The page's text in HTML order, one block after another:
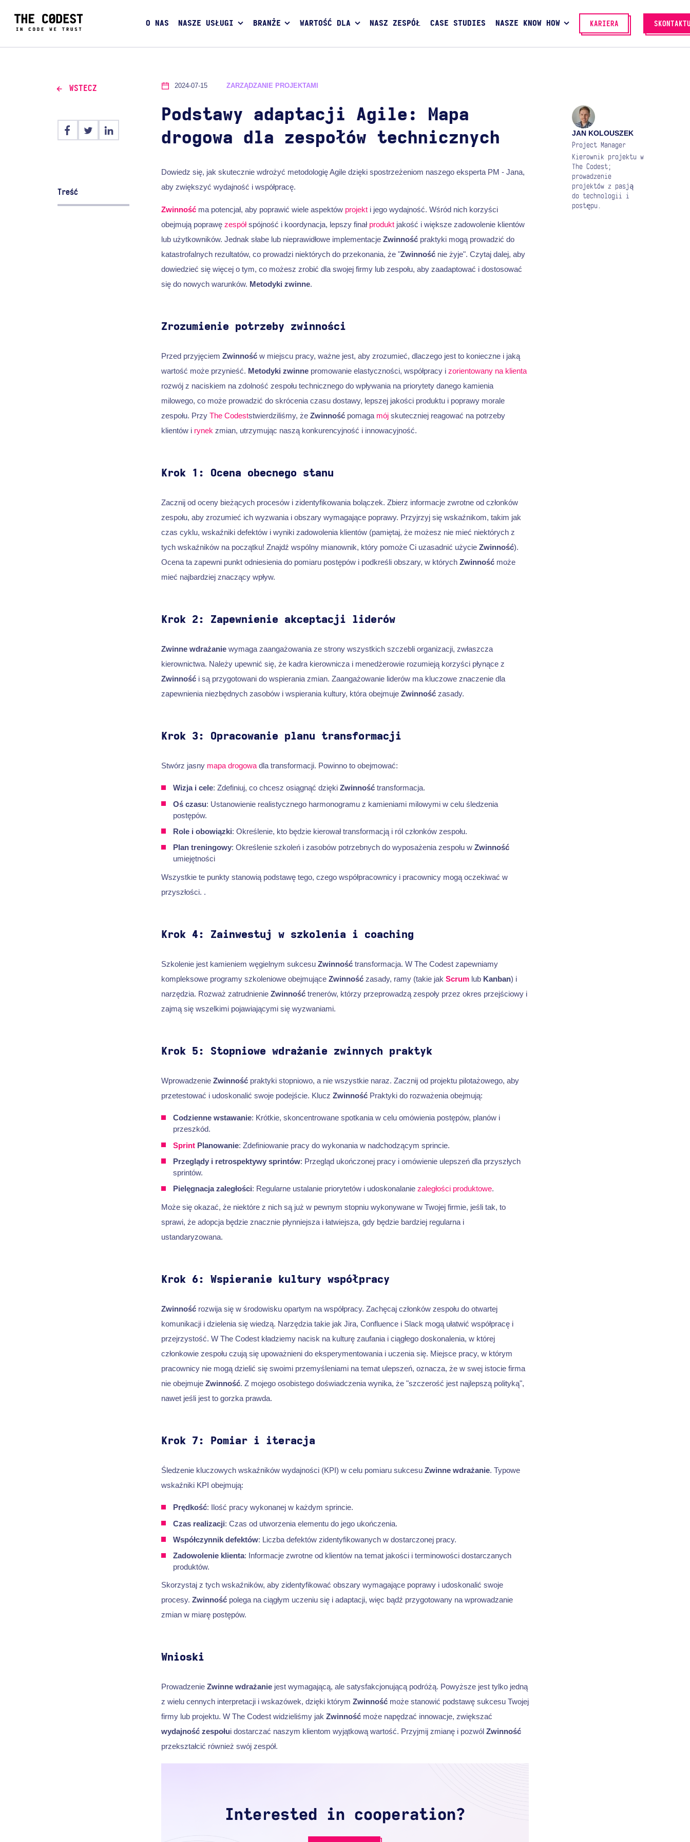
O NAS NASZE USŁUGI BRANŻE WARTOŚĆ DLA NASZ ZESPÓŁ CASE STUDIES NASZE KNOW HOW KARIERA
WSTECZ
Treść
2024-07-15 ZARZĄDZANIE PROJEKTAMI
Podstawy adaptacji Agile: Mapa
drogowa dla zespołów technicznych
JAN KOLOUSZEK
Project Manager
Kierownik projektu w
The Codest;
prowadzenie
projektów z pasją
do technologii i
postępu.
Dowiedz się, jak skutecznie wdrożyć metodologię Agile dzięki spostrzeżeniom naszego eksperta PM - Jana,
aby zwiększyć wydajność i współpracę.
Zwinnośćma potencjał, aby poprawić wiele aspektów projekti jego wydajność. Wśród nich korzyści
obejmują poprawę zespółspójność i koordynacja, lepszy finał produktjakość i większe zadowolenie klientów
lub użytkowników. Jednak słabe lub nieprawidłowe implementacje Zwinnośćpraktyki mogą prowadzić do
katastrofalnych rezultatów, co prowadzi niektórych do przekonania, że "Zwinnośćnie żyje". Czytaj dalej, aby
dowiedzieć się więcej o tym, co możesz zrobić dla swojej firmy lub zespołu, aby zaadaptować i dostosować
się do nowych warunków. Metodyki zwinne.
Zrozumienie potrzeby zwinności
Przed przyjęciem Zwinnośćw miejscu pracy, ważne jest, aby zrozumieć, dlaczego jest to konieczne i jaką
wartość może przynieść. Metodyki zwinnepromowanie elastyczności, współpracy i zorientowany na klienta
rozwój z naciskiem na zdolność zespołu technicznego do wpływania na priorytety danego kamienia
milowego, co może prowadzić do skrócenia czasu dostawy, lepszej jakości produktu i poprawy morale
zespołu. Przy The Codeststwierdziliśmy, że Zwinnośćpomaga mójskuteczniej reagować na potrzeby
klientów i rynek zmian, utrzymując naszą konkurencyjność i innowacyjność.
Krok 1: Ocena obecnego stanu
Zacznij od oceny bieżących procesów i zidentyfikowania bolączek. Zbierz informacje zwrotne od członków
zespołu, aby zrozumieć ich wyzwania i obszary wymagające poprawy. Przyjrzyj się wskaźnikom, takim jak
czas cyklu, wskaźniki defektów i wyniki zadowolenia klientów (pamiętaj, że możesz nie mieć niektórych z
tych wskaźników na początku! Znajdź wspólny mianownik, który pomoże Ci uzasadnić użycie Zwinność).
Ocena ta zapewni punkt odniesienia do pomiaru postępów i podkreśli obszary, w których Zwinnośćmoże
mieć najbardziej znaczący wpływ.
Krok 2: Zapewnienie akceptacji liderów
Zwinne wdrażaniewymaga zaangażowania ze strony wszystkich szczebli organizacji, zwłaszcza
kierownictwa. Należy upewnić się, że kadra kierownicza i menedżerowie rozumieją korzyści płynące z
Zwinnośći są przygotowani do wspierania zmian. Zaangażowanie liderów ma kluczowe znaczenie dla
zapewnienia niezbędnych zasobów i wspierania kultury, która obejmuje Zwinnośćzasady.
Krok 3: Opracowanie planu transformacji
Stwórz jasny mapa drogowadla transformacji. Powinno to obejmować:
Wizja i cele: Zdefiniuj, co chcesz osiągnąć dzięki Zwinnośćtransformacja.
Oś czasu: Ustanowienie realistycznego harmonogramu z kamieniami milowymi w celu śledzenia
postępów.
Role i obowiązki: Określenie, kto będzie kierował transformacją i ról członków zespołu.
Plan treningowy: Określenie szkoleń i zasobów potrzebnych do wyposażenia zespołu w Zwinność
umiejętności
Wszystkie te punkty stanowią podstawę tego, czego współpracownicy i pracownicy mogą oczekiwać w
przyszłości. .
Krok 4: Zainwestuj w szkolenia i coaching
Szkolenie jest kamieniem węgielnym sukcesu Zwinnośćtransformacja. W The Codest zapewniamy
kompleksowe programy szkoleniowe obejmujące Zwinnośćzasady, ramy (takie jak Scrumlub Kanban) i
narzędzia. Rozważ zatrudnienie Zwinnośćtrenerów, którzy przeprowadzą zespoły przez okres przejściowy i
zajmą się wszelkimi pojawiającymi się wyzwaniami.
Krok 5: Stopniowe wdrażanie zwinnych praktyk
Wprowadzenie Zwinnośćpraktyki stopniowo, a nie wszystkie naraz. Zacznij od projektu pilotażowego, aby
przetestować i udoskonalić swoje podejście. Klucz ZwinnośćPraktyki do rozważenia obejmują:
Codzienne wstawanie: Krótkie, skoncentrowane spotkania w celu omówienia postępów, planów i
przeszkód.
SprintPlanowanie: Zdefiniowanie pracy do wykonania w nadchodzącym sprincie.
Przeglądy i retrospektywy sprintów: Przegląd ukończonej pracy i omówienie ulepszeń dla przyszłych
sprintów.
Pielęgnacja zaległości: Regularne ustalanie priorytetów i udoskonalanie zaległości produktowe.
Może się okazać, że niektóre z nich są już w pewnym stopniu wykonywane w Twojej firmie, jeśli tak, to
sprawi, że adopcja będzie znacznie płynniejsza i łatwiejsza, gdy będzie bardziej regularna i
ustandaryzowana.
Krok 6: Wspieranie kultury współpracy
Zwinnośćrozwija się w środowisku opartym na współpracy. Zachęcaj członków zespołu do otwartej
komunikacji i dzielenia się wiedzą. Narzędzia takie jak Jira, Confluence i Slack mogą ułatwić współpracę i
przejrzystość. W The Codest kładziemy nacisk na kulturę zaufania i ciągłego doskonalenia, w której
członkowie zespołu czują się upoważnieni do eksperymentowania i uczenia się. Miejsce pracy, w którym
pracownicy nie mogą dzielić się swoimi przemyśleniami na temat ulepszeń, oznacza, że w swej istocie firma
nie obejmuje Zwinność. Z mojego osobistego doświadczenia wynika, że "szczerość jest najlepszą polityką",
nawet jeśli jest to gorzka prawda.
Krok 7: Pomiar i iteracja
Śledzenie kluczowych wskaźników wydajności (KPI) w celu pomiaru sukcesu Zwinne wdrażanie. Typowe
wskaźniki KPI obejmują:
Prędkość: Ilość pracy wykonanej w każdym sprincie.
Czas realizacji: Czas od utworzenia elementu do jego ukończenia.
Współczynnik defektów: Liczba defektów zidentyfikowanych w dostarczonej pracy.
Zadowolenie klienta: Informacje zwrotne od klientów na temat jakości i terminowości dostarczanych
produktów.
Skorzystaj z tych wskaźników, aby zidentyfikować obszary wymagające poprawy i udoskonalić swoje
procesy. Zwinnośćpolega na ciągłym uczeniu się i adaptacji, więc bądź przygotowany na wprowadzanie
zmian w miarę postępów.
Wnioski
Prowadzenie Zwinne wdrażaniejest wymagającą, ale satysfakcjonującą podróżą. Powyższe jest tylko jedną
z wielu cennych interpretacji i wskazówek, dzięki którym Zwinnośćmoże stanowić podstawę sukcesu Twojej
firmy lub projektu. W The Codest widzieliśmy jak Zwinnośćmoże napędzać innowacje, zwiększać
wydajność zespołui dostarczać naszym klientom wyjątkową wartość. Przyjmij zmianę i pozwól Zwinność
przekształcić również swój zespół.